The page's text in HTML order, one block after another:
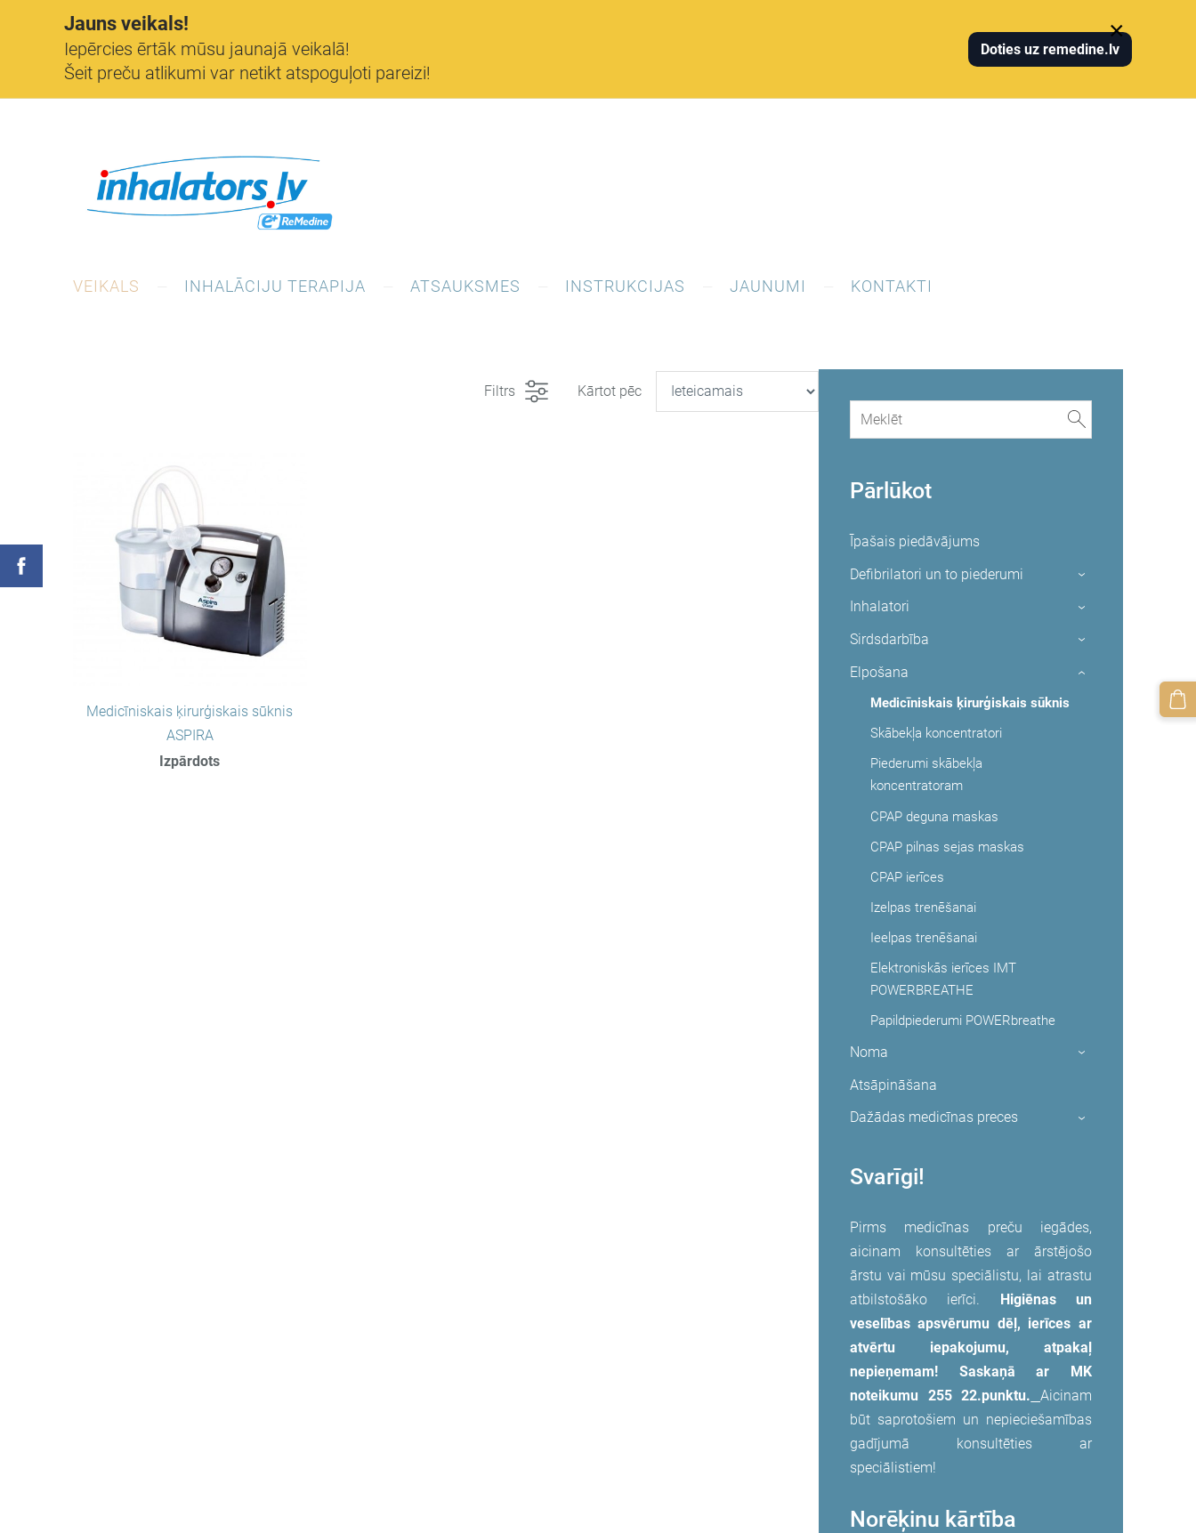
Jauns veikals!
Iepērcies ērtāk mūsu jaunajā veikalā!
Šeit preču atlikumi var netikt atspoguļoti pareizi!
Doties uz remedine.lv
×
VEIKALS INHALĀCIJU TERAPIJA ATSAUKSMES INSTRUKCIJAS JAUNUMI KONTAKTI
Pārlūkot
Īpašais piedāvājums
Defibrilatori un to piederumi
›
Inhalatori ›
Sirdsdarbība ›
Elpošana
Medicīniskais ķirurģiskais sūknis
Skābekļa koncentratori
Piederumi skābekļa
koncentratoram
CPAP deguna maskas
CPAP pilnas sejas maskas
CPAP ierīces
Izelpas trenēšanai
Ieelpas trenēšanai
Elektroniskās ierīces IMT
POWERBREATHE
Papildpiederumi POWERbreathe
›
Noma ›
Atsāpināšana
Dažādas medicīnas preces
›
Svarīgi!
Pirms medicīnas preču iegādes,
aicinam konsultēties ar ārstējošo
ārstu vai mūsu speciālistu, lai atrastu
atbilstošāko ierīci. Higiēnas un
veselības apsvērumu dēļ, ierīces ar
atvērtu iepakojumu, atpakaļ
nepieņemam! Saskaņā ar MK
noteikumu 255 22.punktu.
Aicinam
būt saprotošiem un nepieciešamības
gadījumā konsultēties ar
speciālistiem!
Norēķinu kārtība
Filtrs Kārtot pēc
Medicīniskais ķirurģiskais sūknis
ASPIRA
Izpārdots